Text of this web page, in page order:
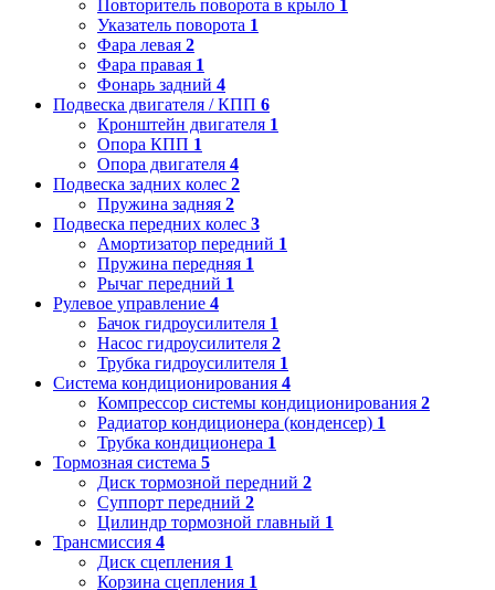
Повторитель поворота в крыло 1
Указатель поворота 1
Фара левая 2
Фара правая 1
Фонарь задний 4
Подвеска двигателя / КПП 6
Кронштейн двигателя 1
Опора КПП 1
Опора двигателя 4
Подвеска задних колес 2
Пружина задняя 2
Подвеска передних колес 3
Амортизатор передний 1
Пружина передняя 1
Рычаг передний 1
Рулевое управление 4
Бачок гидроусилителя 1
Насос гидроусилителя 2
Трубка гидроусилителя 1
Система кондиционирования 4
Компрессор системы кондиционирования 2
Радиатор кондиционера (конденсер) 1
Трубка кондиционера 1
Тормозная система 5
Диск тормозной передний 2
Суппорт передний 2
Цилиндр тормозной главный 1
Трансмиссия 4
Диск сцепления 1
Корзина сцепления 1